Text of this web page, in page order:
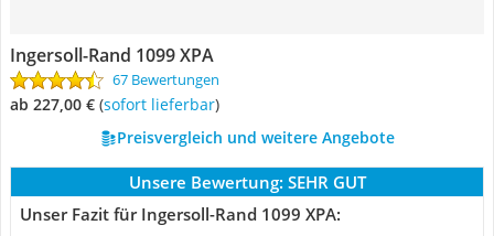
Ingersoll-Rand 1099 XPA
67 Bewertungen
ab 227,00 € ( Sofort lieferbar)
Preisvergleich und weitere Angebote
Unsere Bewertung: SEHR GUT
Unser Fazit für Ingersoll-Rand 1099 XPA: